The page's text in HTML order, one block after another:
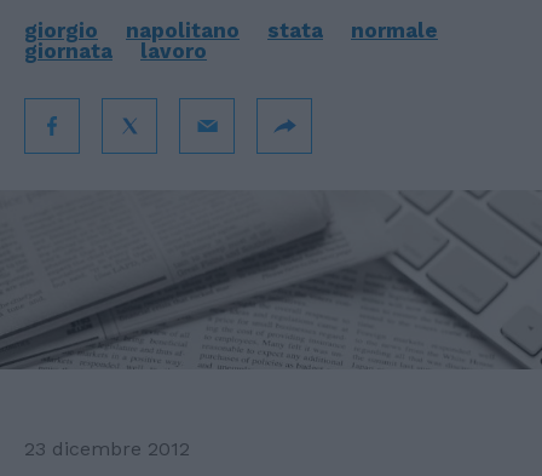
giorgio napolitano stata
normale
giornata
lavoro
23 dicembre 2012